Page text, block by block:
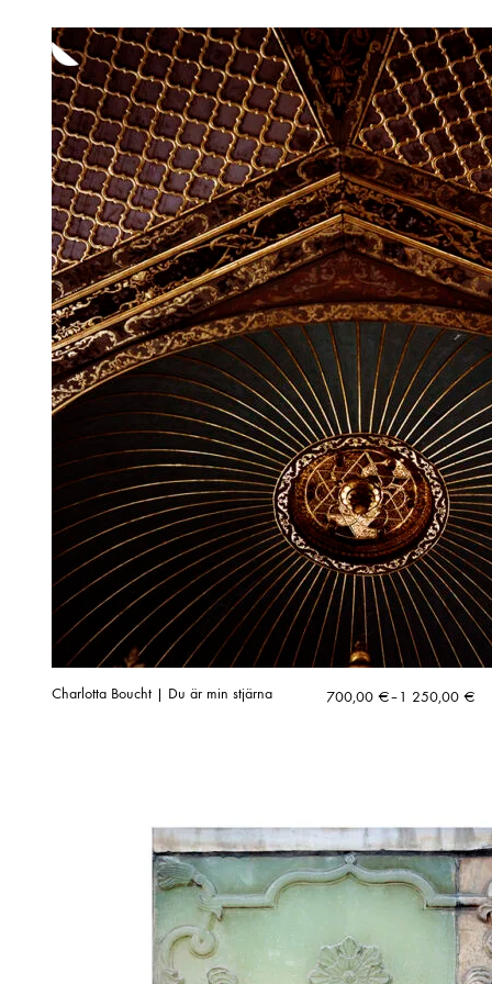
1
250,00 €
Charlotta Boucht | Du är min stjärna 700,00 €–1 250,00 €
Hintaluokka: